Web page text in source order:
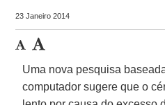
23 Janeiro 2014
Uma nova pesquisa
computador sugere que o